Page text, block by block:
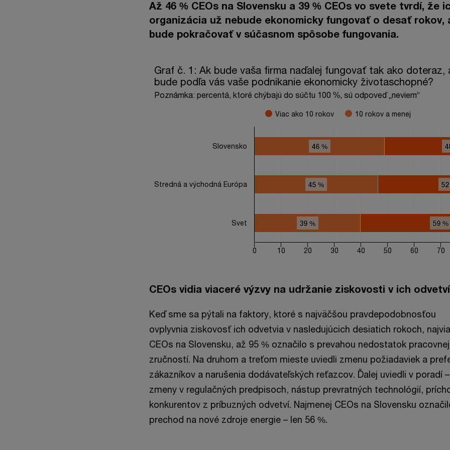
Až 46 % CEOs na Slovensku a 39 % CEOs vo svete tvrdí, že
organizácia už nebude ekonomicky fungovať o desať rokov,
bude pokračovať v súčasnom spôsobe fungovania.
Graf č. 1: Ak bude vaša firma naďalej fungovať tak ako doteraz, ako dlho bude
Bar chart with 2 data series.
Poznámka: percentá, ktoré chýbajú do súčtu 100 %, sú odpoveď „neviem“
The chart has 1 X axis displaying categories.
The chart has 1 Y axis displaying values. Range: 0 to 100.
Graf č. 1: Ak bude vaša firma naďalej fungovať tak ako doteraz,
bude podľa vás vaše podnikanie ekonomicky životaschopné?
Poznámka: percentá, ktoré chýbajú do súčtu 100 %, sú odpoveď „neviem“
59 %
59 %
46 %
46 %
45 %
45 %
39 %
39 %
Viac ako 10 rokov 10 rokov a menej
Slovensko
Stredná a východná Európa
Svet
0 10 20 30 40 50 60 70
CEOs vidia viaceré výzvy na udržanie ziskovosti v ich odvetví
Keď sme sa pýtali na faktory, ktoré s najväčšou pravdepodobnosťou
ovplyvnia ziskovosť ich odvetvia v nasledujúcich desiatich rokoch,
CEOs na Slovensku, až 95 % označilo s prevahou nedostatok
zručností. Na druhom a treťom mieste uviedli zmenu požiadaviek a
zákazníkov a narušenia dodávateľských reťazcov. Ďalej uviedli v poradí –
zmeny v regulačných predpisoch, nástup prevratných technológií,
konkurentov z príbuzných odvetví. Najmenej CEOs na Slovensku
prechod na nové zdroje energie – len 56 %.